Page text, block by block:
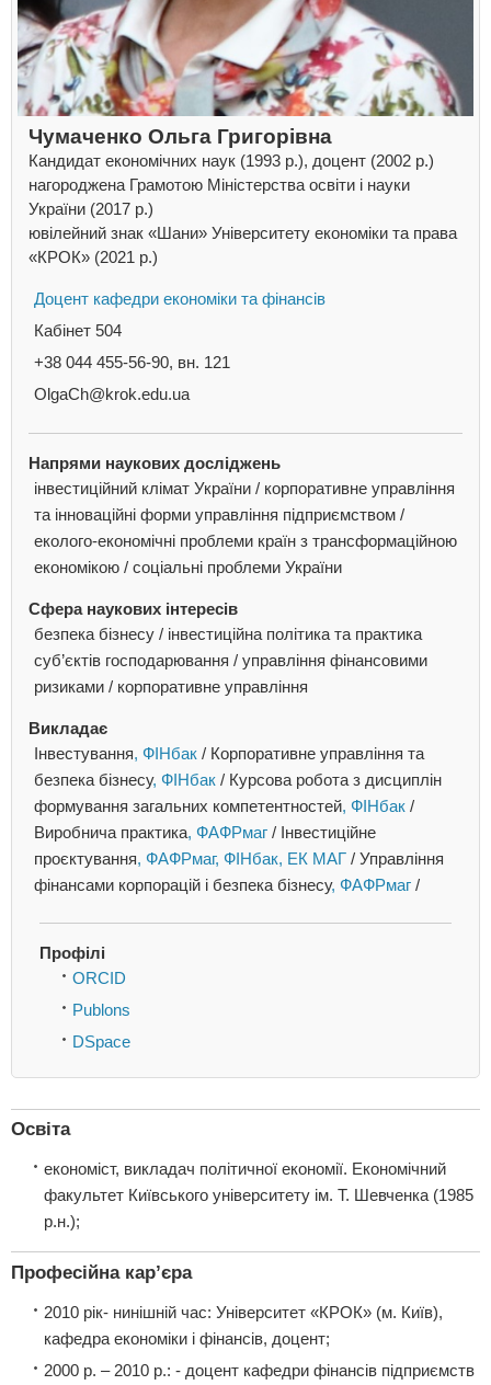
Чумаченко Ольга Григорівна
Кандидат економічних наук (1993 р.), доцент (2002 р.)
нагороджена Грамотою Міністерства освіти і науки
України (2017 р.)
ювілейний знак «Шани» Університету економіки та права
«КРОК» (2021 р.)
Доцент кафедри економіки та фінансів
Кабінет 504
+38 044 455-56-90, вн. 121
OlgaCh@krok.edu.ua
Напрями наукових досліджень
інвестиційний клімат України / корпоративне управління
та інноваційні форми управління підприємством /
еколого-економічні проблеми країн з трансформаційною
економікою / соціальні проблеми України
Сфера наукових інтересів
безпека бізнесу / інвестиційна політика та практика
суб’єктів господарювання / управління фінансовими
ризиками / корпоративне управління
Викладає
Інвестування, ФІНбак / Корпоративне управління та
безпека бізнесу, ФІНбак / Курсова робота з дисциплін
формування загальних компетентностей, ФІНбак /
Виробнича практика, ФАФРмаг / Інвестиційне
проєктування, ФАФРмаг, ФІНбак, ЕК МАГ / Управління
фінансами корпорацій і безпека бізнесу, ФАФРмаг /
Профілі
ORCID
Publons
DSpace
Освіта
економіст, викладач політичної економії. Економічний
факультет Київського університету ім. Т. Шевченка (1985
р.н.);
Професійна кар’єра
2010 рік- нинішній час: Університет «КРОК» (м. Київ),
кафедра економіки і фінансів, доцент;
2000 р. – 2010 р.: - доцент кафедри фінансів підприємств